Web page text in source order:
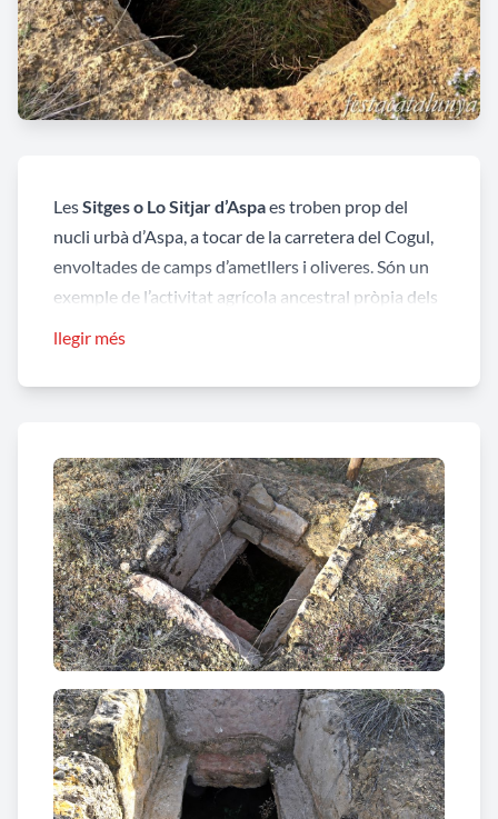
LesSitgeso Lo Sitjar d’Aspaes troben prop del
nucli urbà d’Aspa, a tocar de la carretera del Cogul,
envoltades de camps d’ametllers i oliveres. Són un
exemple de l’activitat agrícola ancestral pròpia dels
població local i els seus visitants aquest patrimoni
Aquestes construccions, datades en alguns casos al
segle XVII, servien per emmagatzemar el gra que es
cultivava en aquesta regió de cultius tradicionals de
secà. Durant èpoques de conflictes els vilatans
intentaven reservar el gra a l’interior de les sitges,
per tal que aquest no fos requisat per les
guarnicions militars.
Les sitges esdevingueren un element humà
destacat dins el paisatge rural d’Aspa. Al Sitjar
d’Aspa s’han comptabilitzat més d’una trentena de
sitges visibles, un nombre important, tant per la
llegir més